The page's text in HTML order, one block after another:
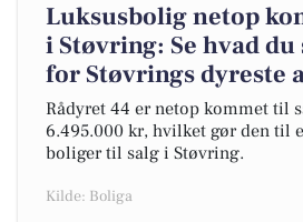
Luksusbolig netop
i Støvring: Se hvad
for Støvrings dyreste
Rådyret 44 er netop kommet til
6.495.000 kr, hvilket gør den til
boliger til salg i Støvring.
Kilde: Boliga